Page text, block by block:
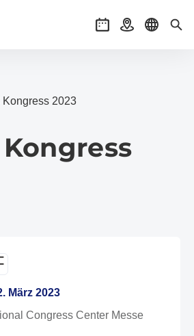
Veranstaltungen
AnreiseSprache
Kongress 2023
Kongress
März 2023
Congress Center Messe